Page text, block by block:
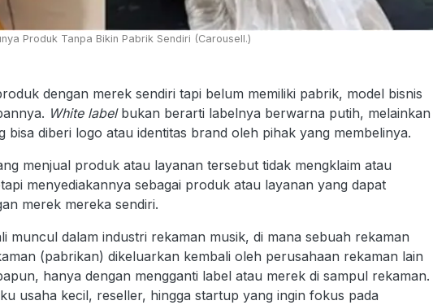
Produk Tanpa Bikin Pabrik Sendiri (Carousell.)
dengan merek sendiri tapi belum memiliki pabrik, model bisnis
White labelbukan berarti labelnya berwarna putih, melainkan
diberi logo atau identitas brand oleh pihak yang membelinya.
menjual produk atau layanan tersebut tidak mengklaim atau
menyediakannya sebagai produk atau layanan yang dapat
merek mereka sendiri.
muncul dalam industri rekaman musik, di mana sebuah rekaman
(pabrikan) dikeluarkan kembali oleh perusahaan rekaman lain
hanya dengan mengganti label atau merek di sampul rekaman.
usaha kecil, reseller, hingga startup yang ingin fokus pada